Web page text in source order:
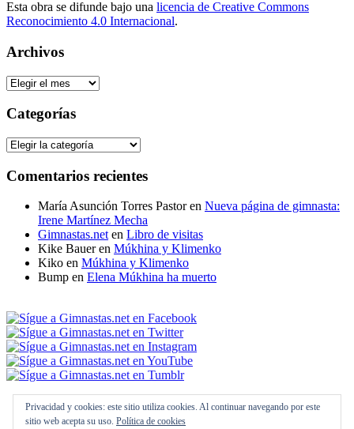
Esta obra se difunde bajo una licencia de Creative Commons
Reconocimiento 4.0 Internacional.
Archivos
Archivos
Categorías
Categorías
Comentarios recientes
María Asunción Torres Pastoren Nueva página de gimnasta:
Irene Martínez Mecha
Gimnastas.net en Libro de visitas
Kike Baueren Múkhina y Klimenko
Kiko en Múkhina y Klimenko
Bump en Elena Múkhina ha muerto
Política de privacidad
Créditos
Privacidad y cookies: este sitio utiliza cookies. Al continuar navegando por este
sitio web acepta su uso. Política de cookies